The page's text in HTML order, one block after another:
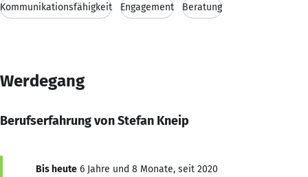
Kommunikationsfähigkeit Engagement Beratung
Werdegang
Berufserfahrung von Stefan Kneip
Bis heute 6 Jahre und 8 Monate, seit 2020